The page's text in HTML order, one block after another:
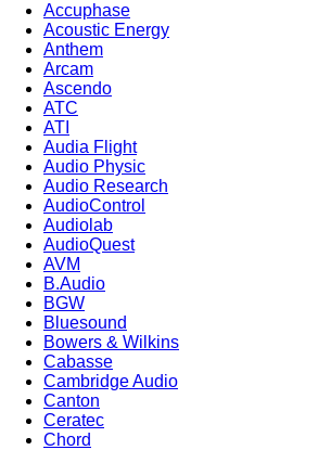
Accuphase
Acoustic Energy
Anthem
Arcam
Ascendo
ATC
ATI
Audia Flight
Audio Physic
Audio Research
AudioControl
Audiolab
AudioQuest
AVM
B.Audio
BGW
Bluesound
Bowers & Wilkins
Cabasse
Cambridge Audio
Canton
Ceratec
Chord